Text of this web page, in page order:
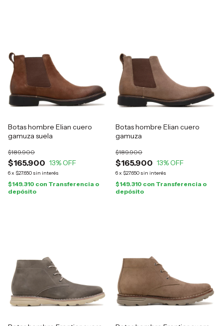
Botas hombre Elian cuero
gamuza suela
$165.900
$189.900
13% OFF
6x $27.650 sin interés
$149.310 con Transferencia o
depósito
Botas hombre Elian cuero
gamuza
$165.900
$189.900
13% OFF
6x $27.650 sin interés
$149.310 con Transferencia o
depósito